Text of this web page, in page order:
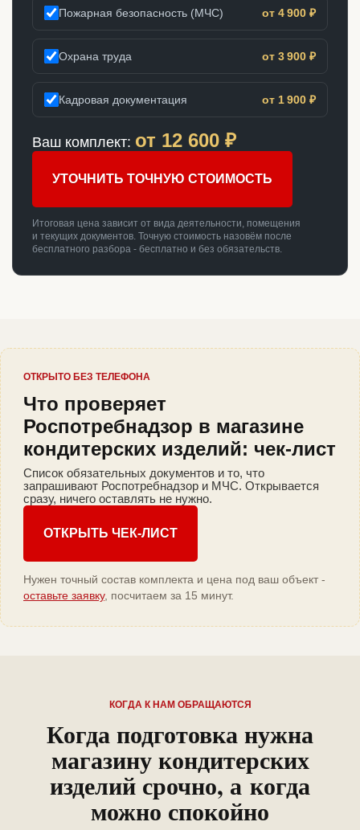
Пожарная безопасность (МЧС) от 4 900 ₽
Охрана труда от 3 900 ₽
Кадровая документация от 1 900 ₽
Ваш комплект: от 12 600 ₽
УТОЧНИТЬ ТОЧНУЮ СТОИМОСТЬ
Итоговая цена зависит от вида деятельности, помещения
и текущих документов. Точную стоимость назовём после
бесплатного разбора - бесплатно и без обязательств.
ОТКРЫТО БЕЗ ТЕЛЕФОНА
Что проверяет
Роспотребнадзор в магазине
кондитерских изделий: чек-лист
Список обязательных документов и то, что
запрашивают Роспотребнадзор и МЧС. Открывается
сразу, ничего оставлять не нужно.
ОТКРЫТЬ ЧЕК-ЛИСТ
Нужен точный состав комплекта и цена под ваш объект -
оставьте заявку, посчитаем за 15 минут.
КОГДА К НАМ ОБРАЩАЮТСЯ
Когда подготовка нужна
магазину кондитерских
изделий срочно, а когда
можно спокойно